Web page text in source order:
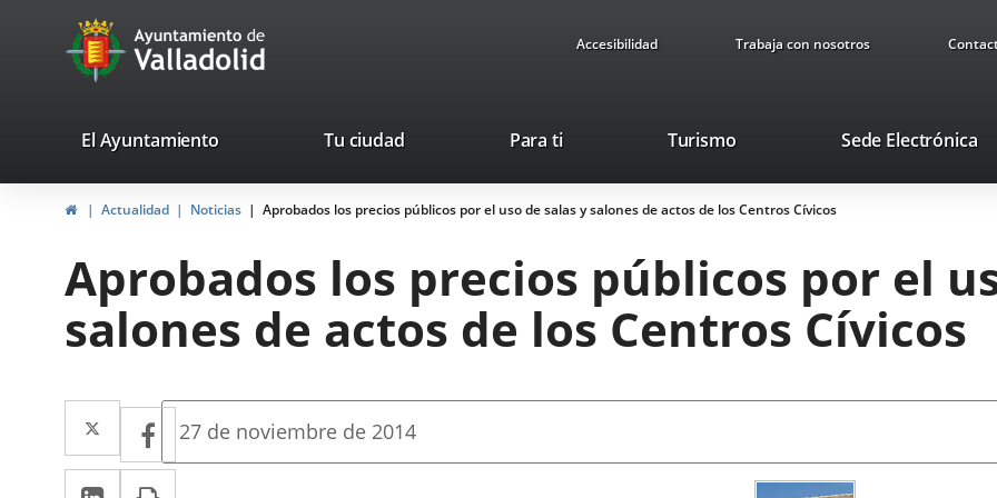
Portal
Web
Ayuntamiento
de
Accesibilidad Trabaja con nosotros
valladolid.es
El Ayuntamiento Tu ciudad Para ti TurismoEste
se
abrirá
ventana
Sede Electrónica
InicioActualidad Noticias Aprobados los precios públicos por el uso de salas y salones de actos de los Centros Cívicos
Aprobados los precios públicos por el
salones de actos de los Centros Cívicos
Twitter
Enlace
a
Facebook
Enlace
a
LinkedIn
Enlace
Fecha
la
27 de noviembre de 2014